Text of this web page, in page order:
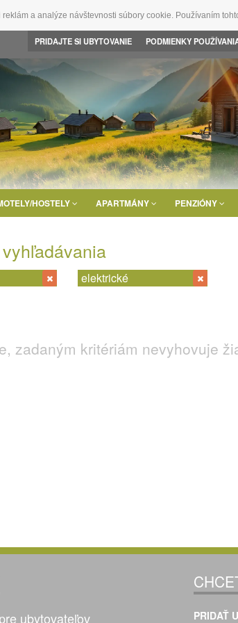
a analýze návštevnosti súbory cookie. Používaním
PRIDAJTE SI UBYTOVANIE PODMIENKY
HOSTELY APARTMÁNY PENZIÓNY
elektrické
zadaným kritériám nevyhovuje
ubytovateľov PRIDAŤ